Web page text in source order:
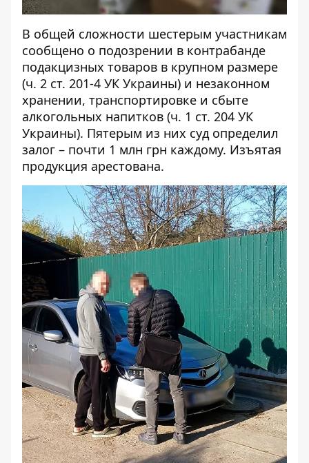
В общей сложности шестерым участникам
сообщено о подозрении в контрабанде
подакцизных товаров в крупном размере
(ч. 2 ст. 201-4 УК Украины) и незаконном
хранении, транспортировке и сбыте
алкогольных напитков (ч. 1 ст. 204 УК
Украины). Пятерым из них суд определил
залог – почти 1 млн грн каждому. Изъятая
продукция арестована.